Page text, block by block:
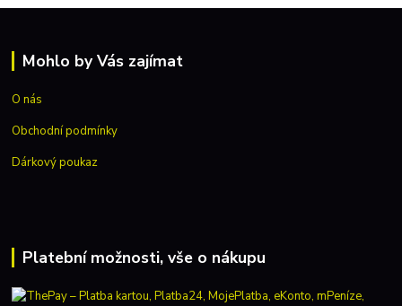
Mohlo by Vás zajímat
O nás
Obchodní podmínky
Dárkový poukaz
Platební možnosti, vše o nákupu